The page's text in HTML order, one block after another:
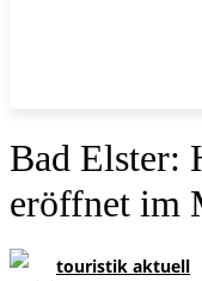
Bad Elster:
eröffnet im
touristik aktuell